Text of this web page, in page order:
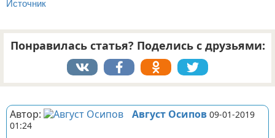
Источник
Понравилась статья? Поделись с друзьями:
Автор: Август Осипов 09-01-2019
01:24